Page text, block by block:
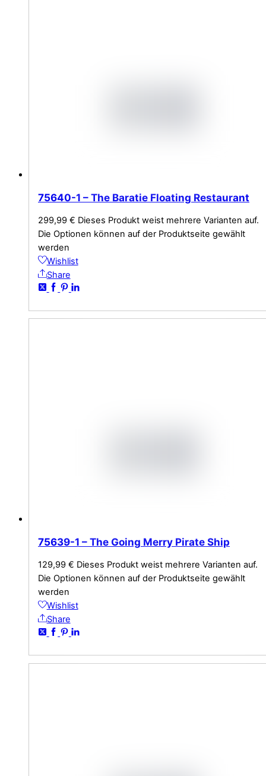
75640-1 – The Baratie Floating Restaurant
299,99 € Dieses Produkt weist mehrere Varianten auf.
Die Optionen können auf der Produktseite gewählt
werden
Wishlist
Share
75639-1 – The Going Merry Pirate Ship
129,99 € Dieses Produkt weist mehrere Varianten auf.
Die Optionen können auf der Produktseite gewählt
werden
Wishlist
Share